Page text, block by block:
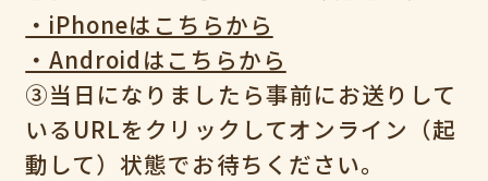
・iPhoneはこちらから
・Androidはこちらから
③当日になりましたら事前にお送りして
いるURLをクリックしてオンライン（起
動して）状態でお待ちください。